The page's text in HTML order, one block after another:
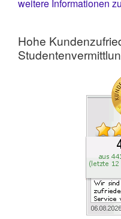
weitere Informationen
Hohe